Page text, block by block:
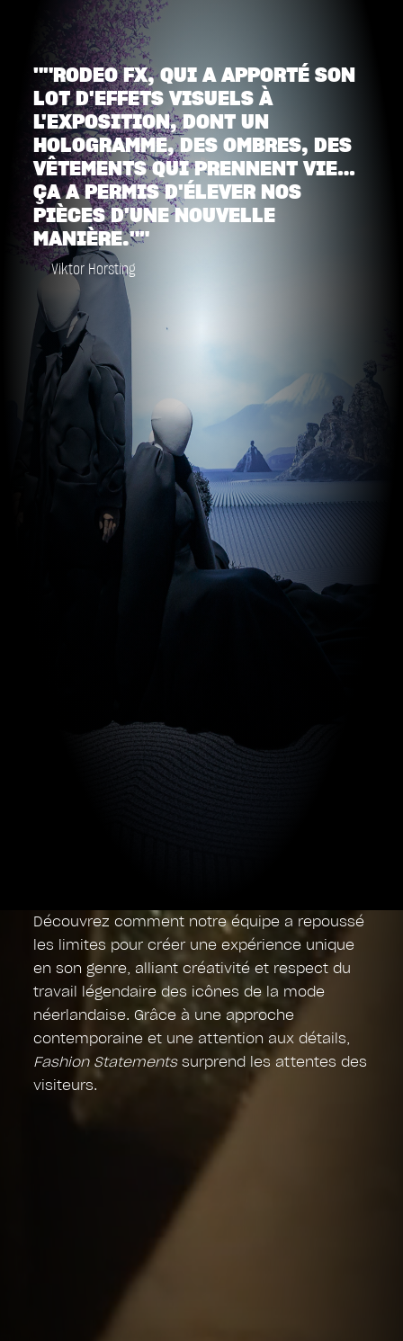
""RODEO FX, QUI A APPORTÉ SON
LOT D'EFFETS VISUELS À
L'EXPOSITION, DONT UN
HOLOGRAMME, DES OMBRES, DES
VÊTEMENTS QUI PRENNENT VIE…
ÇA A PERMIS D'ÉLEVER NOS
PIÈCES D'UNE NOUVELLE
MANIÈRE.""
Viktor Horsting
Découvrez comment notre équipe a repoussé
les limites pour créer une expérience unique
en son genre, alliant créativité et respect du
travail légendaire des icônes de la mode
néerlandaise. Grâce à une approche
contemporaine et une attention aux détails,
Fashion Statementssurprend les attentes des
visiteurs.